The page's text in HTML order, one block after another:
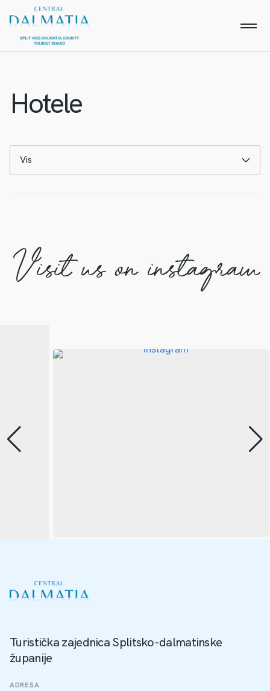
Hotele
Visit us on instagram
Turistička zajednica Splitsko-dalmatinske
županije
ADRESA